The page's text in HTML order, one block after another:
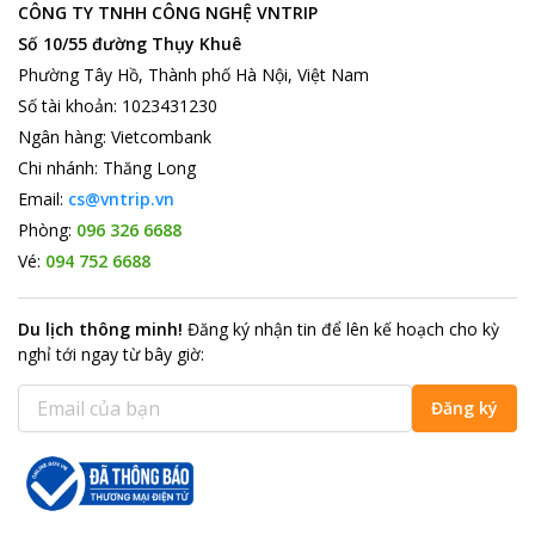
bán tại chợ , du khách có thể chọn mua. Cách không xa khách
sạn với 0,4 km là Trung tâm thương mại Zen Plaza dành cho
những du khách là tín đồ thời trang với những mẫu thiết kế sành
điệu, thời thượng nhất trong nước.
Alagon Hotel & Spa
nơi tuyệt vời cho du khách đến để nghỉ
ngơi, thư giãn sau quãng thời gian làm việc mệt mỏi, khách sạn
sẽ tạo nên những khoảnh khắc đáng nhớ cho du khách và người
thân.
CÔNG TY TNHH CÔNG NGHỆ VNTRIP
Số 10/55 đường Thụy Khuê
Phường Tây Hồ, Thành phố Hà Nội, Việt Nam
Số tài khoản: 1023431230
Ngân hàng: Vietcombank
Chi nhánh: Thăng Long
Email: cs@vntrip.vn
Phòng: 096 326 6688
Vé: 094 752 6688
Du lịch thông minh! Đăng ký nhận tin để lên kế hoạch cho kỳ
nghỉ tới ngay từ bây giờ:
Đăng ký